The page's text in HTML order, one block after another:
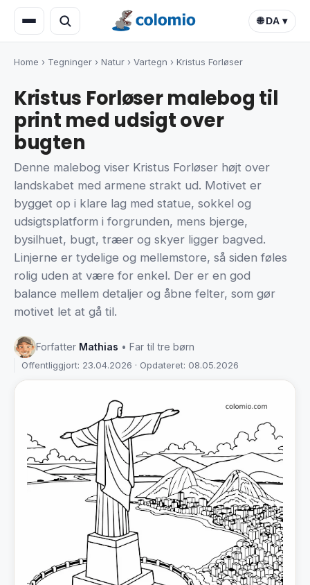
🌐 DA ▾
Home › Tegninger › Natur › Vartegn › Kristus Forløser
Kristus Forløser malebog til
print med udsigt over
bugten
Denne malebog viser Kristus Forløser højt over
landskabet med armene strakt ud. Motivet er
bygget op i klare lag med statue, sokkel og
udsigtsplatform i forgrunden, mens bjerge,
bysilhuet, bugt, træer og skyer ligger bagved.
Linjerne er tydelige og mellemstore, så siden føles
rolig uden at være for enkel. Der er en god
balance mellem detaljer og åbne felter, som gør
motivet let at gå til.
Forfatter Mathias • Far til tre børn
Offentliggjort: 23.04.2026 · Opdateret: 08.05.2026